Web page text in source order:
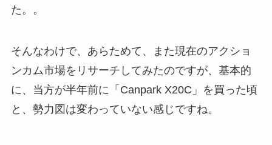
た。。
そんなわけで、あらためて、また現在のアクショ
ンカム市場をリサーチしてみたのですが、基本的
に、当方が半年前に「Canpark X20C」を買った頃
と、勢力図は変わっていない感じですね。